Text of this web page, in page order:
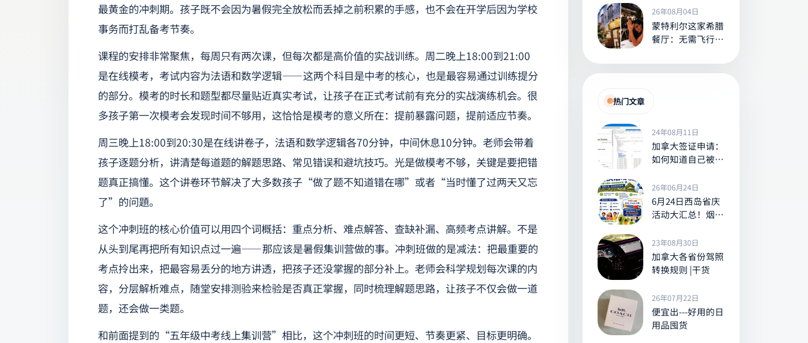
最黄金的冲刺期。孩子既不会因为暑假完全放松而丢掉之前积累的手感，也不会在开学后因为学校
事务而打乱备考节奏。
课程的安排非常聚焦，每周只有两次课，但每次都是高价值的实战训练。周二晚上18:00到21:00
是在线模考，考试内容为法语和数学逻辑——这两个科目是中考的核心，也是最容易通过训练提分
的部分。模考的时长和题型都尽量贴近真实考试，让孩子在正式考试前有充分的实战演练机会。很
多孩子第一次模考会发现时间不够用，这恰恰是模考的意义所在：提前暴露问题，提前适应节奏。
周三晚上18:00到20:30是在线讲卷子，法语和数学逻辑各70分钟，中间休息10分钟。老师会带着
孩子逐题分析，讲清楚每道题的解题思路、常见错误和避坑技巧。光是做模考不够，关键是要把错
题真正搞懂。这个讲卷环节解决了大多数孩子“做了题不知道错在哪”或者“当时懂了过两天又忘
了”的问題。
这个冲刺班的核心价值可以用四个词概括：重点分析、难点解答、查缺补漏、高频考点讲解。不是
从头到尾再把所有知识点过一遍——那应该是暑假集训营做的事。冲刺班做的是减法：把最重要的
考点拎出来，把最容易丢分的地方讲透，把孩子还没掌握的部分补上。老师会科学规划每次课的内
容，分层解析难点，随堂安排测验来检验是否真正掌握，同时梳理解题思路，让孩子不仅会做一道
题，还会做一类题。
和前面提到的“五年级中考线上集训营”相比，这个冲刺班的时间更短、节奏更紧、目标更明确。
走势
26年08月04日
蒙特利尔这家希腊
餐厅：无需飞行也
地中海风情
热门文章
24年08月11日
加拿大签证申请：
如何知道自己被安
26年06月24日
6月24日西岛省庆
活动大汇总！烟
费班车，送冰棒
等，全家出游别错
过！
23年08月30日
加拿大各省份驾照
转换规则 |干货
26年07月22日
便宜出---好用的日
用品囤货